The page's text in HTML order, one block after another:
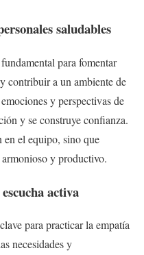
saludables
para fomentar
contribuir a un ambiente de
y perspectivas de
y se construye confianza.
el equipo, sino que
y productivo.
activa
para practicar la empatía
necesidades y